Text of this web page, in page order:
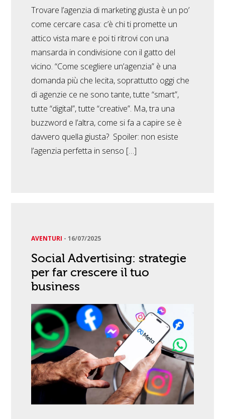
Trovare l’agenzia di marketing giusta è un po’
come cercare casa: c’è chi ti promette un
attico vista mare e poi ti ritrovi con una
mansarda in condivisione con il gatto del
vicino. “Come scegliere un’agenzia” è una
domanda più che lecita, soprattutto oggi che
di agenzie ce ne sono tante, tutte “smart”,
tutte “digital”, tutte “creative”. Ma, tra una
buzzword e l’altra, come si fa a capire se è
davvero quella giusta? Spoiler: non esiste
l’agenzia perfetta in senso […]
AVENTURI -16/07/2025
Social Advertising: strategie
per far crescere il tuo
business